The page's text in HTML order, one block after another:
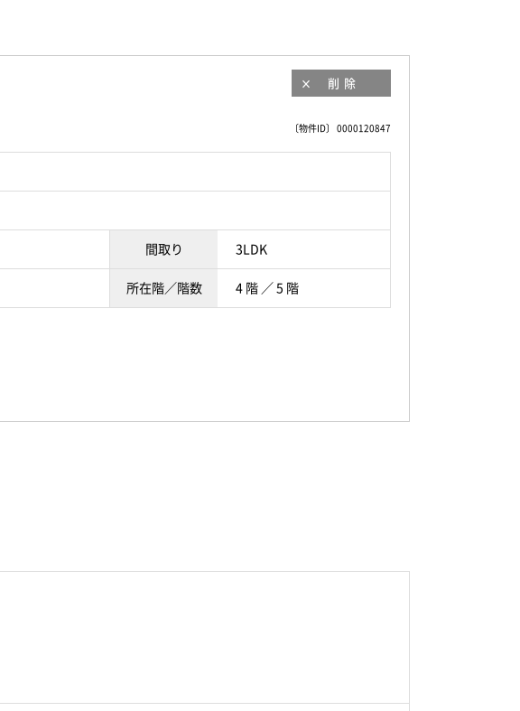
削除
〔物件ID〕 0000120847
間取り 3LDK
所在階／階数 4 階 ／ 5 階